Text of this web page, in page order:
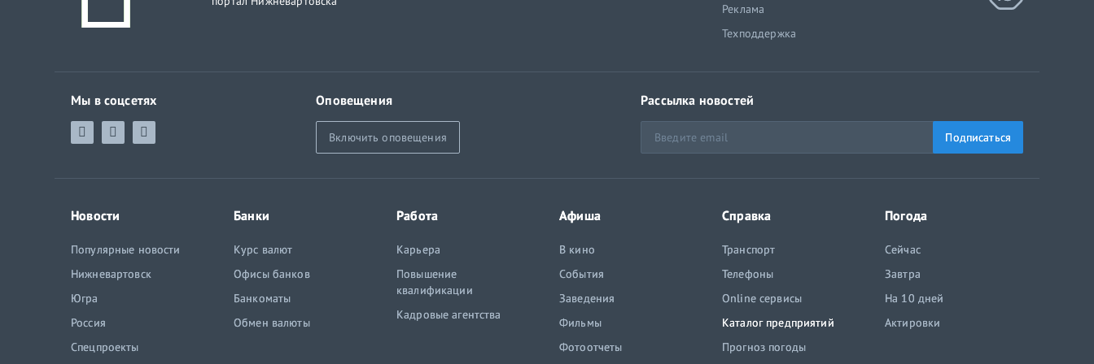
Реклама
Техподдержка
Мы в соцсетях Оповещения
Включить оповещения
Рассылка новостей
Подписаться
Новости
Популярные новости
Нижневартовск
Югра
Россия
Спецпроекты
Банки
Курс валют
Офисы банков
Банкоматы
Обмен валюты
Работа
Карьера
Повышение
квалификации
Кадровые агентства
Афиша
В кино
События
Заведения
Фильмы
Фотоотчеты
Справка
Транспорт
Телефоны
Online сервисы
Каталог предприятий
Прогноз погоды
Погода
Сейчас
Завтра
На 10 дней
Актировки